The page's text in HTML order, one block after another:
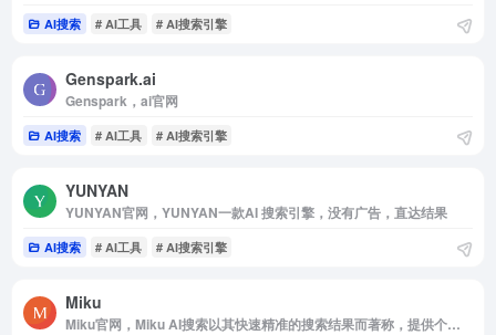
AI搜索 # AI工具 # AI搜索引擎
Genspark.ai
Genspark，ai官网
AI搜索 # AI工具 # AI搜索引擎
YUNYAN
YUNYAN官网，YUNYAN一款AI 搜索引擎，没有广告，直达结果
AI搜索 # AI工具 # AI搜索引擎
Miku
Miku官网，Miku AI搜索以其快速精准的搜索结果而著称，提供个性化和深度的内容。